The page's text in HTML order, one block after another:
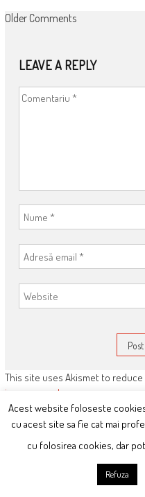
COMMENT
Older Comments
LEAVE A REPLY
This site uses Akismet to reduce
is processed
ARTICOLE RECENTE:
Acest website foloseste
cu acest site sa fie cat mai
cu folosirea cookies, dar
Refuza